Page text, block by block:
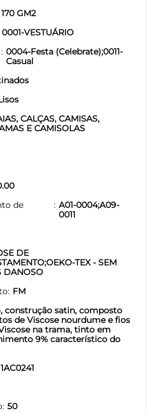
GM2
0001-VESTUÁRIO
0004-Festa (Celebrate);0011-
Casual
CALÇAS, CAMISAS,
E CAMISOLAS
de
A01-0004;A09-
0011
DE
TEX - SEM
DANOSO
FM
construção satin, composto
de Viscose nourdume e fios
na trama, tinto em
9% característico do
50